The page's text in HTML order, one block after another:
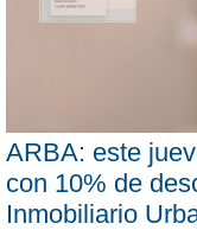
ARBA: este
con 10% de
Inmobiliario